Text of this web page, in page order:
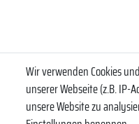
Wir verwenden Cookies
unserer Webseite (z.B.
unsere Website zu